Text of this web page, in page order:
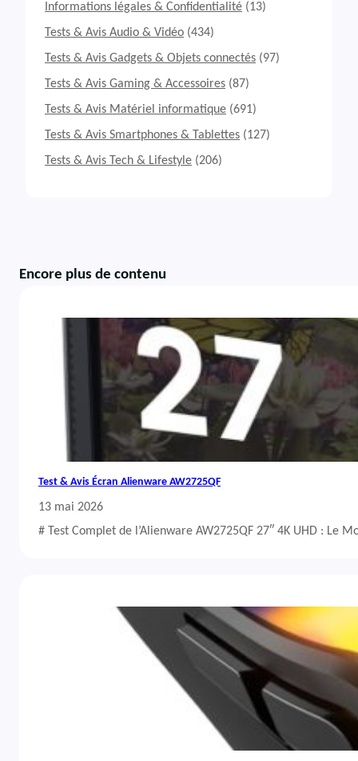
Informations légales & Confidentialité (13)
Tests & Avis Audio & Vidéo (434)
Tests & Avis Gadgets & Objets connectés (97)
Tests & Avis Gaming & Accessoires (87)
Tests & Avis Matériel informatique (691)
Tests & Avis Smartphones & Tablettes (127)
Tests & Avis Tech & Lifestyle (206)
Encore plus de contenu
Test & Avis Écran Alienware AW2725QF
13 mai 2026
# Test Complet de l’Alienware AW2725QF 27″ 4K UHD : Le